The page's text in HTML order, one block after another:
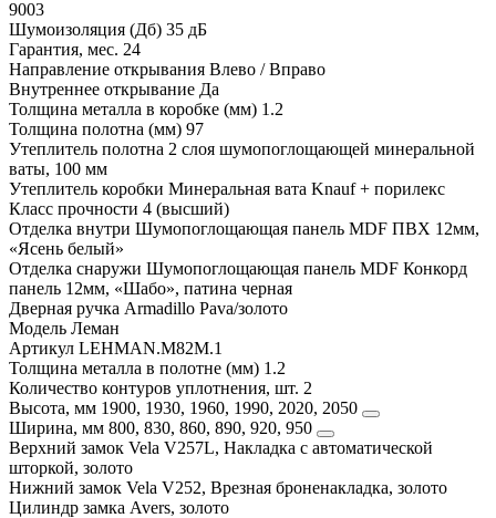
9003
Шумоизоляция (Дб) 35 дБ
Гарантия, мес. 24
Направление открывания Влево / Вправо
Внутреннее открывание Да
Толщина металла в коробке (мм) 1.2
Толщина полотна (мм) 97
Утеплитель полотна 2 слоя шумопоглощающей минеральной
ваты, 100 мм
Утеплитель коробки Минеральная вата Knauf + порилекс
Класс прочности 4 (высший)
Отделка внутри Шумопоглощающая панель MDF ПВХ 12мм,
«Ясень белый»
Отделка снаружи Шумопоглощающая панель MDF Конкорд
панель 12мм, «Шабо», патина черная
Дверная ручка Armadillo Pava/золото
Модель Леман
Артикул LEHMAN.M82M.1
Толщина металла в полотне (мм) 1.2
Количество контуров уплотнения, шт. 2
Высота, мм 1900, 1930, 1960, 1990, 2020, 2050
Ширина, мм 800, 830, 860, 890, 920, 950
Верхний замок Vela V257L, Накладка с автоматической
шторкой, золото
Нижний замок Vela V252, Врезная броненакладка, золото
Цилиндр замка Avers, золото